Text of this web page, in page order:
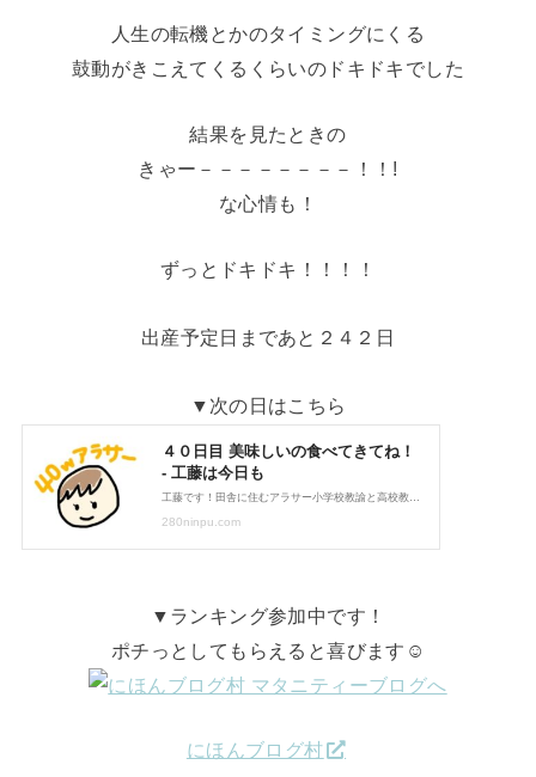
人生の転機とかのタイミングにくる
鼓動がきこえてくるくらいのドキドキでした
結果を見たときの
きゃー－－－－－－－－！！!
な心情も！
ずっとドキドキ！！！！
出産予定日まであと２４２日
▼次の日はこちら
▼ランキング参加中です！
ポチっとしてもらえると喜びます☺
にほんブログ村